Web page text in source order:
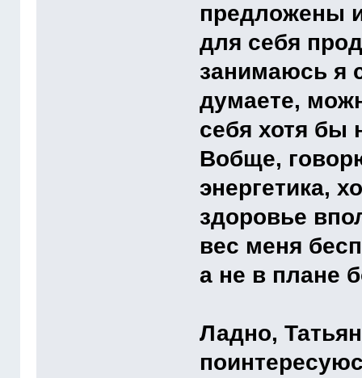
предложены
для себя
занимаюсь я
думаете,
себя хотя бы
Вобще,
энергетика,
здоровье
вес меня
а не в плане
Ладно,